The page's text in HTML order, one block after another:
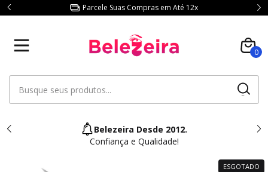
Parcele Suas Compras em Até 12x
0
Belezeira Desde 2012.
Confiança e Qualidade!
ESGOTADO